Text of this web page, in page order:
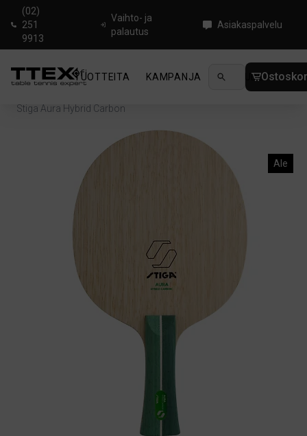
(02)
251
9913
Vaihto- ja
palautus
Asiakaspalvelu
TUOTTEITA KAMPANJA UUTUUDET
Stiga Aura Hybrid Carbon
Ale